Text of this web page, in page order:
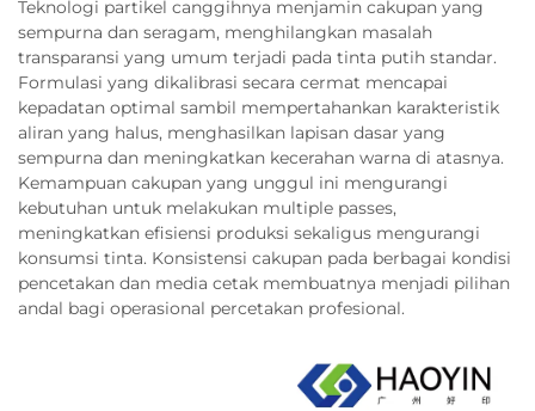
Teknologi partikel canggihnya menjamin cakupan yang
sempurna dan seragam, menghilangkan masalah
transparansi yang umum terjadi pada tinta putih standar.
Formulasi yang dikalibrasi secara cermat mencapai
kepadatan optimal sambil mempertahankan karakteristik
aliran yang halus, menghasilkan lapisan dasar yang
sempurna dan meningkatkan kecerahan warna di atasnya.
Kemampuan cakupan yang unggul ini mengurangi
kebutuhan untuk melakukan multiple passes,
meningkatkan efisiensi produksi sekaligus mengurangi
konsumsi tinta. Konsistensi cakupan pada berbagai kondisi
pencetakan dan media cetak membuatnya menjadi pilihan
andal bagi operasional percetakan profesional.